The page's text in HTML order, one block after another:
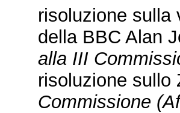
risoluzione sulla
della BBC Alan
alla III
risoluzione
Commissione